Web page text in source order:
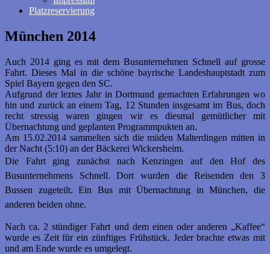
Platzreservierung
München 2014
Auch 2014 ging es mit dem Busunternehmen Schnell auf grosse
Fahrt. Dieses Mal in die schöne bayrische Landeshauptstadt zum
Spiel Bayern gegen den SC.
Aufgrund der leztes Jahr in Dortmund gemachten Erfahrungen wo
hin und zurück an einem Tag, 12 Stunden insgesamt im Bus, doch
recht stressig waren gingen wir es diesmal gemütlicher mit
Übernachtung und geplanten Programmpukten an.
Am 15.02.2014 sammelten sich die müden Malterdingen mitten in
der Nacht (5:10) an der Bäckerei Wickersheim.
Die Fahrt ging zunächst nach Kenzingen auf den Hof des
Busunternehmens Schnell. Dort wurden die Reisenden den 3
Bussen zugeteilt. Ein Bus mit Übernachtung in München, die
anderen beiden ohne.
Nach ca. 2 stündiger Fahrt und dem einen oder anderen „Kaffee“
wurde es Zeit für ein zünftiges Frühstück. Jeder brachte etwas mit
und am Ende wurde es umgelegt.